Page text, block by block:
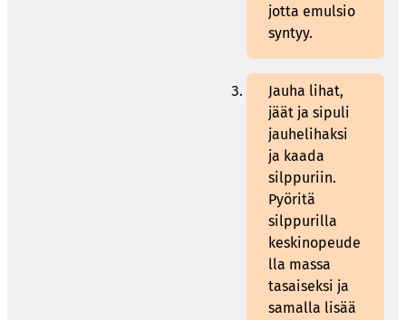
jotta emulsio
syntyy.
Jauha lihat,
jäät ja sipuli
jauhelihaksi
ja kaada
silppuriin.
Pyöritä
silppurilla
keskinopeude
lla massa
tasaiseksi ja
samalla lisää